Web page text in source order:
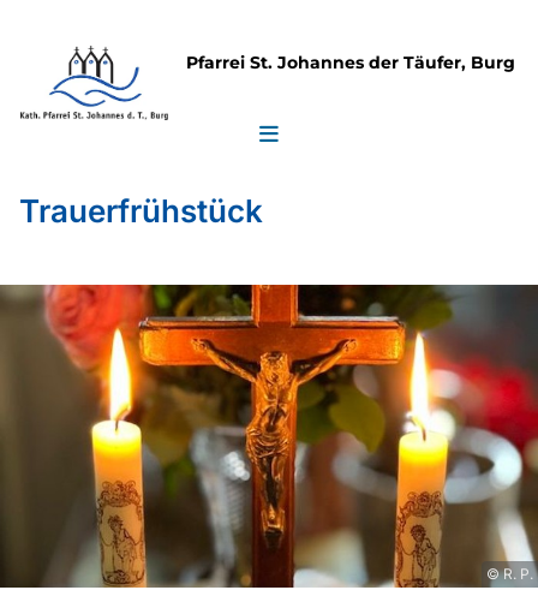
Pfarrei St. Johannes der Täufer, Burg
Trauerfrühstück
© R. P.